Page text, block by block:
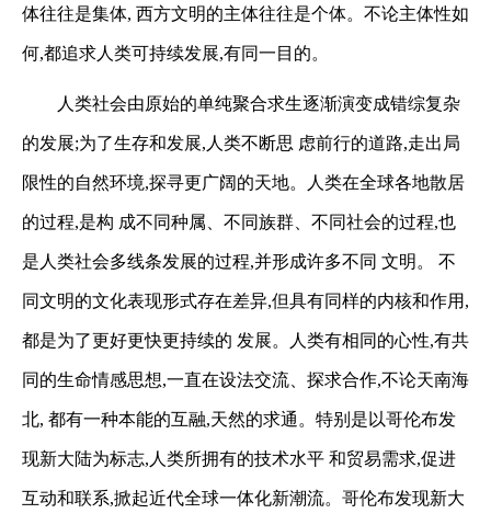
体往往是集体, 西方文明的主体往往是个体。不论主体性如
何,都追求人类可持续发展,有同一目的。
人类社会由原始的单纯聚合求生逐渐演变成错综复杂
的发展;为了生存和发展,人类不断思 虑前行的道路,走出局
限性的自然环境,探寻更广阔的天地。人类在全球各地散居
的过程,是构 成不同种属、不同族群、不同社会的过程,也
是人类社会多线条发展的过程,并形成许多不同 文明。 不
同文明的文化表现形式存在差异,但具有同样的内核和作用,
都是为了更好更快更持续的 发展。人类有相同的心性,有共
同的生命情感思想,一直在设法交流、探求合作,不论天南海
北, 都有一种本能的互融,天然的求通。特别是以哥伦布发
现新大陆为标志,人类所拥有的技术水平 和贸易需求,促进
互动和联系,掀起近代全球一体化新潮流。哥伦布发现新大